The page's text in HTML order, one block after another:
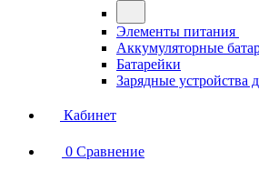
Элементы питания
Аккумуляторные
Батарейки
Зарядные устройства
Кабинет
0 Сравнение